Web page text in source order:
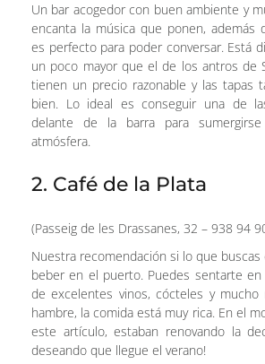
Un bar acogedor con buen ambiente y
encanta la música que ponen, además
es perfecto para poder conversar. Está
un poco mayor que el de los antros de
tienen un precio razonable y las tapas
bien. Lo ideal es conseguir una de
delante de la barra para
atmósfera.
2. Café de la Plata
(Passeig de les Drassanes, 32 – 938 94
Nuestra recomendación si lo que
beber en el puerto. Puedes sentarte
de excelentes vinos, cócteles y
hambre, la comida está muy rica. En el
este artículo, estaban renovando la
deseando que llegue el verano!